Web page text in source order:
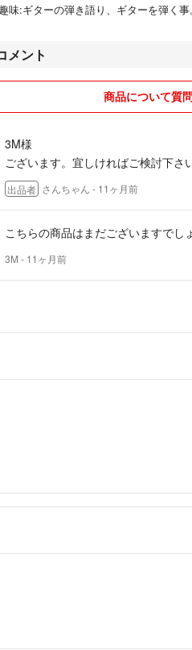
趣味:ギターの弾き語り、ギターを弾く事。
メント
商品について質
3M様
ございます。宜しければご検討下さい
出品者 さんちゃん - 11ヶ月前
こちらの商品はまだございますでし
3M - 11ヶ月前